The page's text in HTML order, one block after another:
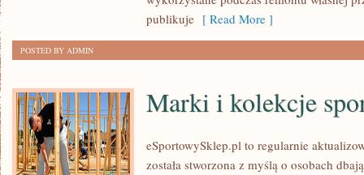
publikuje [ Read More ]
POSTED BY ADMIN
Marki i kolekcje
eSportowySklep.pl to regularnie
została stworzona z myślą o osobach